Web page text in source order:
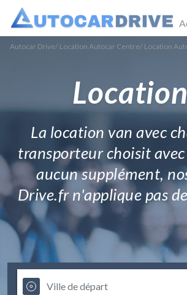
Autocar Drive/ Location Autocar Centre/ Location
La location van avec
transporteur choisit
aucun supplément,
Drive.fr n'applique pas